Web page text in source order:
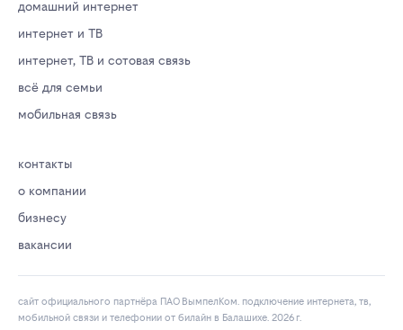
домашний интернет
интернет и ТВ
интернет, ТВ и сотовая связь
всё для семьи
мобильная связь
контакты
о компании
бизнесу
вакансии
сайт официального партнёра ПАО ВымпелКом. подключение интернета, тв,
мобильной связи и телефонии от билайн в Балашихе. 2026 г.